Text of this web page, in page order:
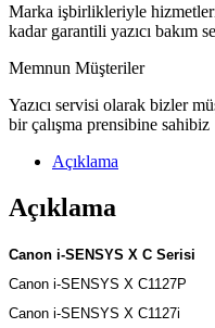
Marka işbirlikleriyle
kadar garantili yazıcı bakım
Memnun Müşteriler
Yazıcı servisi olarak bizler
bir çalışma prensibine sahibiz
Açıklama
Açıklama
Canon i-SENSYS X C Serisi
Canon i-SENSYS X C1127P
Canon i-SENSYS X C1127i